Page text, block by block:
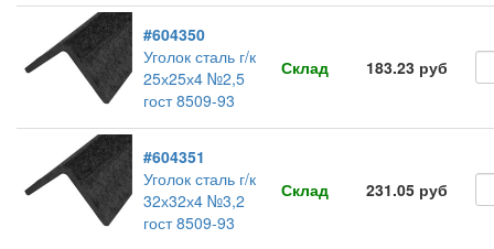
#604350
Уголок сталь г/к
25х25х4 №2,5
гост 8509-93
Склад 183.23 руб
#604351
Уголок сталь г/к
32х32х4 №3,2
гост 8509-93
Склад 231.05 руб